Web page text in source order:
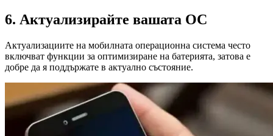
6. Актуализирайте вашата ОС
Актуализациите на мобилната операционна система често
включват функции за оптимизиране на батерията, затова е
добре да я поддържате в актуално състояние.